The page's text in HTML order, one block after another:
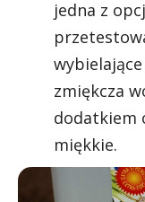
jedna z
zmiękcza
dodatkiem
miękkie.